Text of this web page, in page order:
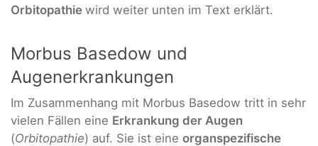
Orbitopathie wird weiter unten im Text erklärt.
Morbus Basedow und
Augenerkrankungen
Im Zusammenhang mit Morbus Basedow tritt in sehr
vielen Fällen eine Erkrankung der Augen
(Orbitopathie) auf. Sie ist eine organspezifische